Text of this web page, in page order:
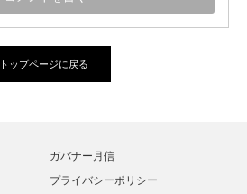
トップページに戻る
ガバナー月信
プライバシーポリシー